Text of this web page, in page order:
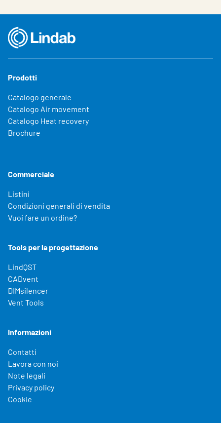
Prodotti
Catalogo generale
Catalogo Air movement
Catalogo Heat recovery
Brochure
Commerciale
Listini
Condizioni generali di vendita
Vuoi fare un ordine?
Tools per la progettazione
LindQST
CADvent
DIMsilencer
Vent Tools
Informazioni
Contatti
Lavora con noi
Note legali
Privacy policy
Cookie